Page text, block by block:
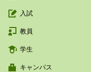
入試
教員
学生
キャンパス